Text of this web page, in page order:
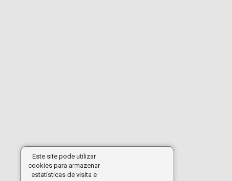
Este site pode utilizar
cookies para armazenar
estatísticas de visita e